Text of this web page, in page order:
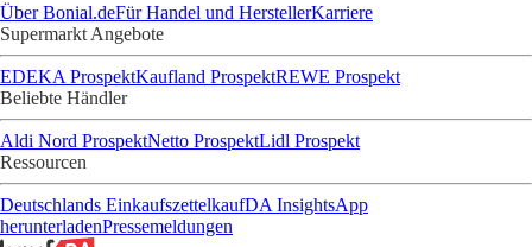
Über Bonial.deFür Handel und HerstellerKarriere
Supermarkt Angebote
EDEKA ProspektKaufland ProspektREWE Prospekt
Beliebte Händler
Aldi Nord ProspektNetto ProspektLidl Prospekt
Ressourcen
Deutschlands EinkaufszettelkaufDA InsightsApp
herunterladenPressemeldungen